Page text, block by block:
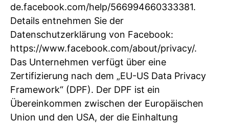
de.facebook.com/help/566994660333381.
Details entnehmen Sie der
Datenschutzerklärung von Facebook:
https://www.facebook.com/about/privacy/.
Das Unternehmen verfügt über eine
Zertifizierung nach dem „EU-US Data Privacy
Framework“ (DPF). Der DPF ist ein
Übereinkommen zwischen der Europäischen
Union und den USA, der die Einhaltung